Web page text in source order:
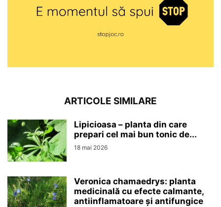
ARTICOLE SIMILARE
Lipicioasa – planta din care
prepari cel mai bun tonic de...
18 mai 2026
Veronica chamaedrys: planta
medicinală cu efecte calmante,
antiinflamatoare și antifungice